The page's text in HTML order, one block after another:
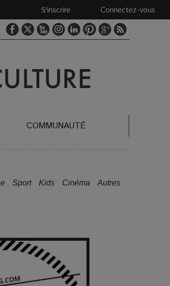
Connectez-vous
S'inscrire
COMMUNAUTÉ
Sport Kids Cinéma Autres